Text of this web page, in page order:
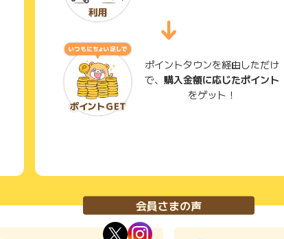
ポイントタウンを経由しただけ
で、 購入金額に応じたポイント
をゲット！
会員さまの声